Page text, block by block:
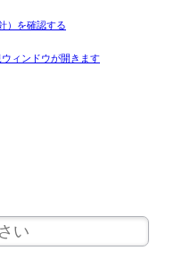
）を確認する